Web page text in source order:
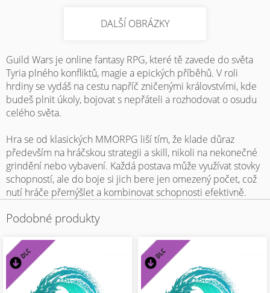
DALŠÍ OBRÁZKY
Guild Wars je online fantasy RPG, které tě zavede do světa
Tyria plného konfliktů, magie a epických příběhů. V roli
hrdiny se vydáš na cestu napříč zničenými královstvími, kde
budeš plnit úkoly, bojovat s nepřáteli a rozhodovat o osudu
celého světa.
Hra se od klasických MMORPG liší tím, že klade důraz
především na hráčskou strategii a skill, nikoli na nekonečné
grindění nebo vybavení. Každá postava může využívat stovky
schopností, ale do boje si jich bere jen omezený počet, což
nutí hráče přemýšlet a kombinovat schopnosti efektivně.
Podobné produkty